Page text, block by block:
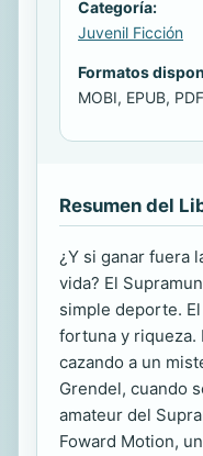
Categoría:
Juvenil Ficción
Formatos
MOBI, EPUB, PDF
Resumen del
¿Y si ganar fuera
vida? El
simple deporte.
fortuna y riqueza.
cazando a un
Grendel, cuando
amateur del
Foward Motion,